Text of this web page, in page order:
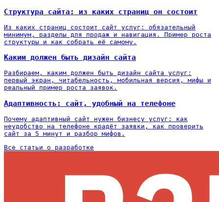
Структура сайта: из каких страниц он состоит
Из каких страниц состоит сайт услуг: обязательный
минимум, разделы для продаж и навигация. Пример роста
структуры и как собрать её самому.
Каким должен быть дизайн сайта
Разбираем, каким должен быть дизайн сайта услуг:
первый экран, читабельность, мобильная версия, мифы и
реальный пример роста заявок.
Адаптивность: сайт, удобный на телефоне
Почему адаптивный сайт нужен бизнесу услуг: как
неудобство на телефоне крадёт заявки, как проверить
сайт за 5 минут и разбор мифов.
Все статьи о разработке